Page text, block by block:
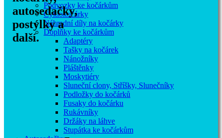
autosedačky,
postýlky a
další.
Podvozky ke kočárkům
Cyklokočárky
Náhradní díly na kočárky
Doplňky ke kočárkům
Adaptéry
Tašky na kočárek
Nánožníky
Pláštěnky
Moskytiéry
Sluneční clony, Stříšky, Slunečníky
Podložky do kočárků
Fusaky do kočárku
Rukávníky
Držáky na láhve
Stupátka ke kočárkům